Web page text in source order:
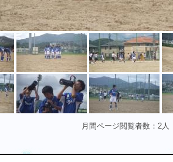
月間ページ閲覧者数：2人